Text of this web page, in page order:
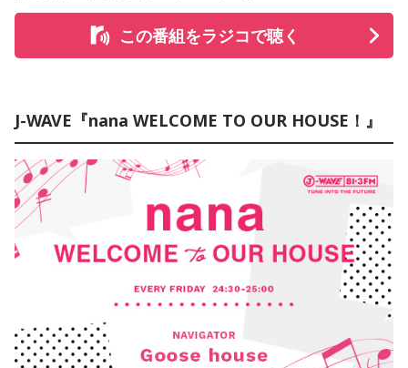
この番組をラジコで聴く
J-WAVE『nana WELCOME TO OUR HOUSE！』